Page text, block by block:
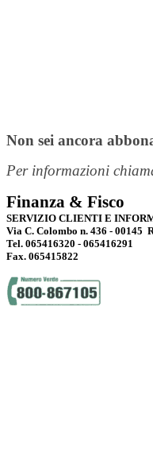
Non sei ancora
Per informazioni
Finanza & Fisco
SERVIZIO CLIENTI E
Via C. Colombo n. 436 - 00145
Tel. 065416320 - 065416291
Fax. 065415822